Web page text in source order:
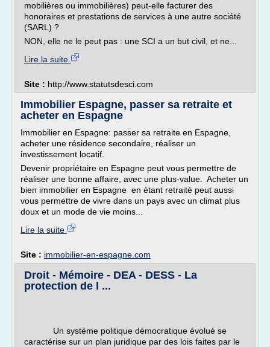
mobilières ou immobilières) peut-elle facturer des
honoraires et prestations de services à une autre société
(SARL) ?
NON, elle ne le peut pas : une SCI a un but civil, et ne...
Lire la suite
Site : http://www.statutsdesci.com
Immobilier Espagne, passer sa retraite et
acheter en Espagne
Immobilier en Espagne: passer sa retraite en Espagne,
acheter une résidence secondaire, réaliser un
investissement locatif.
Devenir propriétaire en Espagne peut vous permettre de
réaliser une bonne affaire, avec une plus-value. Acheter un
bien immobilier en Espagne en étant retraité peut aussi
vous permettre de vivre dans un pays avec un climat plus
doux et un mode de vie moins...
Lire la suite
Site : immobilier-en-espagne.com
Droit - Mémoire - DEA - DESS - La
protection de l ...
Un système politique démocratique évolué se
caractérise sur un plan juridique par des lois faites par le